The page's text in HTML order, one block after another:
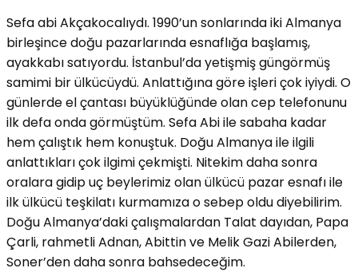
Sefa abi Akçakocalıydı. 1990’un sonlarında iki Almanya
birleşince doğu pazarlarında esnaflığa başlamış,
ayakkabı satıyordu. İstanbul’da yetişmiş güngörmüş
samimi bir ülkücüydü. Anlattığına göre işleri çok iyiydi. O
günlerde el çantası büyüklüğünde olan cep telefonunu
ilk defa onda görmüştüm. Sefa Abi ile sabaha kadar
hem çalıştık hem konuştuk. Doğu Almanya ile ilgili
anlattıkları çok ilgimi çekmişti. Nitekim daha sonra
oralara gidip uç beylerimiz olan ülkücü pazar esnafı ile
ilk ülkücü teşkilatı kurmamıza o sebep oldu diyebilirim.
Doğu Almanya’daki çalışmalardan Talat dayıdan, Papa
Çarli, rahmetli Adnan, Abittin ve Melik Gazi Abilerden,
Soner’den daha sonra bahsedeceğim.